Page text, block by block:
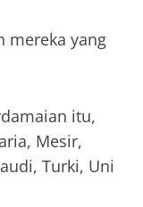
mereka yang
itu,
Mesir,
Turki, Uni